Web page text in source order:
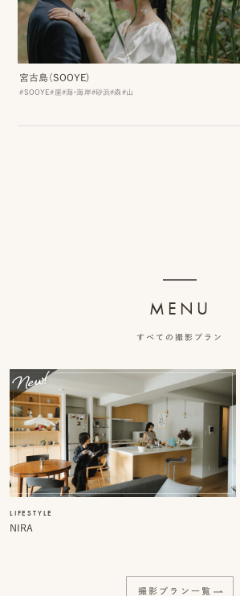
み
よ
宮古島（SOOYE)
#SOOYE#崖#海・海岸#砂浜#森#山
MENU
すべての撮影プラン
LIFESTYLE
NIRA
撮影プラン一覧